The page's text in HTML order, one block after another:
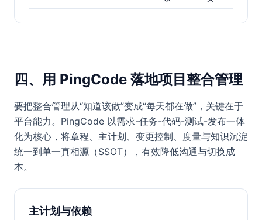
四、用 PingCode 落地项目整合管理
要把整合管理从“知道该做”变成“每天都在做”，关键在于
平台能力。PingCode 以需求-任务-代码-测试-发布一体
化为核心，将章程、主计划、变更控制、度量与知识沉淀
统一到单一真相源（SSOT），有效降低沟通与切换成
本。
主计划与依赖